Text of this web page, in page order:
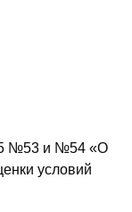
№53 и №54 «О
условий